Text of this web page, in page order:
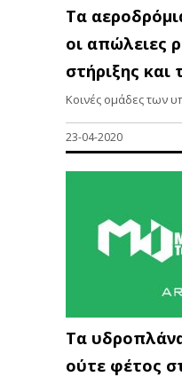
Τα
οι απώλειες
στήριξης και
Κοινές ομάδες των
23-04-2020
Τα
ούτε φέτος